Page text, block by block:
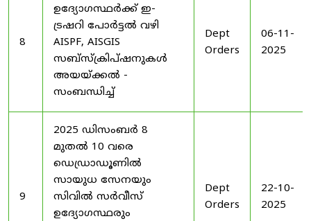
8
ഉദ്യോഗസ്ഥർക്ക് ഇ-
ട്രഷറി പോർട്ടൽ വഴി
AISPF, AISGIS
സബ്‌സ്‌ക്രിപ്‌ഷനുകൾ
അയയ്ക്കൽ -
സംബന്ധിച്ച്
Dept
Orders
06-11-
2025
9
2025 ഡിസംബർ 8
മുതൽ 10 വരെ
ഡെഡ്രാഡൂണിൽ
സായുധ സേനയും
സിവിൽ സർവീസ്
ഉദ്യോഗസ്ഥരും
Dept
Orders
22-10-
2025